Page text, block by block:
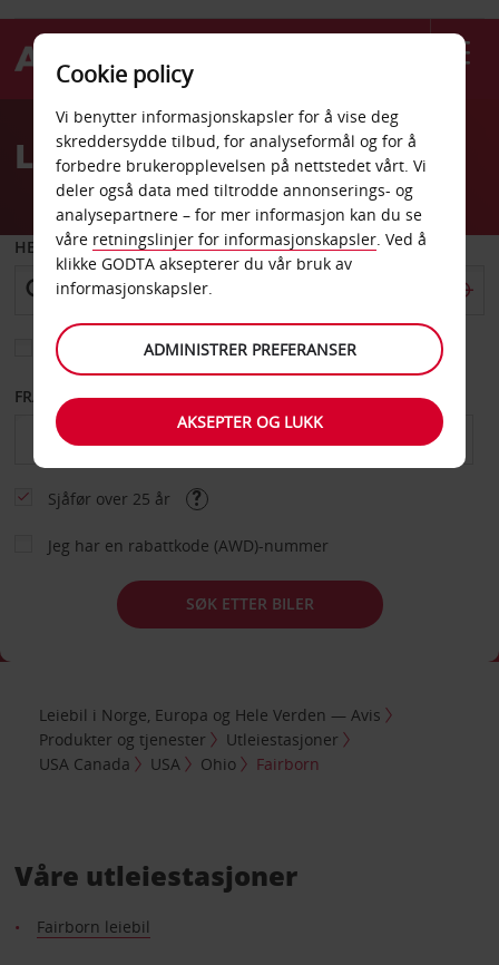
Welcome
AvisLeiebil Fairborn
HENT FRA
Velg et annet leveringssted
FRA DATO TIL DATO
Sjåfør over 25 år
Jeg har en rabattkode (AWD)-nummer
SØK ETTER BILER
Leiebil i Norge, Europa og Hele Verden — Avis
Produkter og tjenester
Utleiestasjoner
USA Canada
USA Ohio Fairborn
Våre utleiestasjoner
Fairborn leiebil
Cookie policy
Vi benytter informasjonskapsler for å vise deg
skreddersydde tilbud, for analyseformål og for å
forbedre brukeropplevelsen på nettstedet vårt. Vi
deler også data med tiltrodde annonserings- og
analysepartnere – for mer informasjon kan du se
våre retningslinjer for informasjonskapsler. Ved å
klikke GODTA aksepterer du vår bruk av
informasjonskapsler.
ADMINISTRER PREFERANSER
AKSEPTER OG LUKK